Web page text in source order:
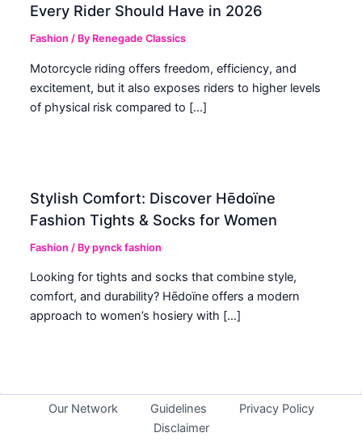
Every Rider Should Have in 2026
Fashion / By Renegade Classics
Motorcycle riding offers freedom, efficiency, and
excitement, but it also exposes riders to higher levels
of physical risk compared to […]
Stylish Comfort: Discover Hēdoïne
Fashion Tights & Socks for Women
Fashion / Bypynck fashion
Looking for tights and socks that combine style,
comfort, and durability? Hēdoïne offers a modern
approach to women’s hosiery with […]
Our Network Guidelines
Privacy Policy
Disclaimer